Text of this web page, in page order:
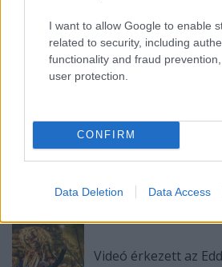
I want to allow Google to enable
related to security, including
functionality and fraud
user protection.
CONFIRM
Data Deletion Data Access
Ajánlott bejegyzések:
Bruce Dickinson
Íme egy rövid újévi
Videó érkezett az